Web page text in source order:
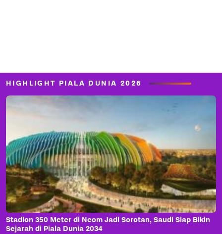
HIGHLIGHT PIALA DUNIA 2026
Stadion 350 Meter di Neom Jadi Sorotan, Saudi Siap Bikin
Sejarah di Piala Dunia 2034